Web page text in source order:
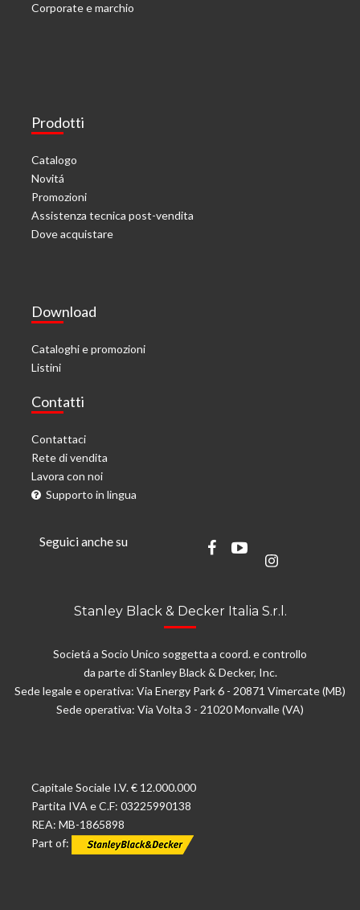
Corporate e marchio
Prodotti
Catalogo
Novitá
Promozioni
Assistenza tecnica post-vendita
Dove acquistare
Download
Cataloghi e promozioni
Listini
Contatti
Contattaci
Rete di vendita
Lavora con noi
Supporto in lingua
Seguici anche su
Stanley Black & Decker Italia S.r.l.
Societá a Socio Unico soggetta a coord. e controllo
da parte di Stanley Black & Decker, Inc.
Sede legale e operativa: Via Energy Park 6 - 20871 Vimercate (MB)
Sede operativa: Via Volta 3 - 21020 Monvalle (VA)
Capitale Sociale I.V. € 12.000.000
Partita IVA e C.F: 03225990138
REA: MB-1865898
Part of: